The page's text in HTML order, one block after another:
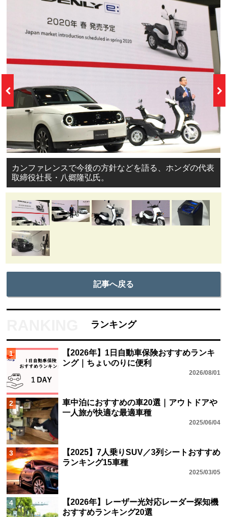
カンファレンスで今後の方針などを語る、ホンダの代表
取締役社長・八郷隆弘氏。
記事へ戻る
ランキング
1
【2026年】1日自動車保険おすすめランキ
ング｜ちょいのりに便利
2026/08/01
2
車中泊におすすめの車20選｜アウトドアや
一人旅が快適な最適車種
2025/06/04
3
【2025】7人乗りSUV／3列シートおすすめ
ランキング15車種
2025/03/05
4
【2026年】レーザー光対応レーダー探知機
おすすめランキング20選